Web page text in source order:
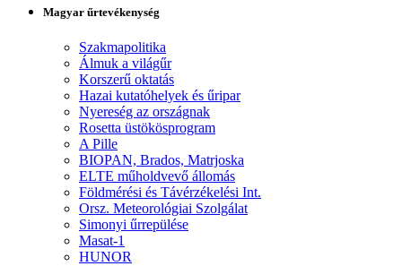
Magyar űrtevékenység
Szakmapolitika
Álmuk a világűr
Korszerű oktatás
Hazai kutatóhelyek és űripar
Nyereség az országnak
Rosetta üstökösprogram
A Pille
BIOPAN, Brados, Matrjoska
ELTE műholdvevő állomás
Földmérési és Távérzékelési Int.
Orsz. Meteorológiai Szolgálat
Simonyi űrrepülése
Masat-1
HUNOR